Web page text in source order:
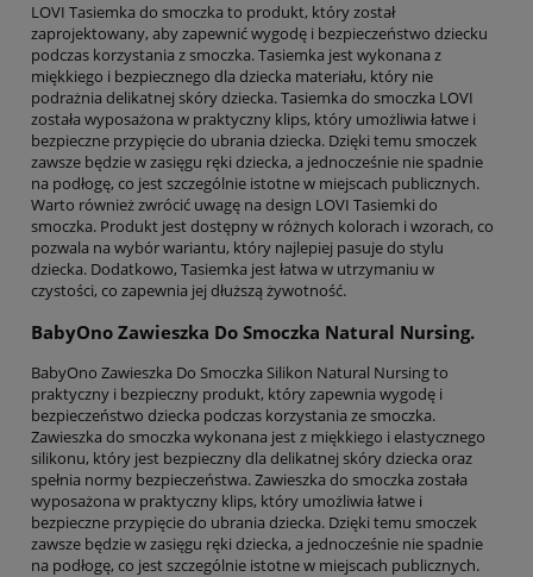
LOVI Tasiemka do smoczka to produkt, który został
zaprojektowany, aby zapewnić wygodę i bezpieczeństwo dziecku
podczas korzystania z smoczka. Tasiemka jest wykonana z
miękkiego i bezpiecznego dla dziecka materiału, który nie
podrażnia delikatnej skóry dziecka. Tasiemka do smoczka LOVI
została wyposażona w praktyczny klips, który umożliwia łatwe i
bezpieczne przypięcie do ubrania dziecka. Dzięki temu smoczek
zawsze będzie w zasięgu ręki dziecka, a jednocześnie nie spadnie
na podłogę, co jest szczególnie istotne w miejscach publicznych.
Warto również zwrócić uwagę na design LOVI Tasiemki do
smoczka. Produkt jest dostępny w różnych kolorach i wzorach, co
pozwala na wybór wariantu, który najlepiej pasuje do stylu
dziecka. Dodatkowo, Tasiemka jest łatwa w utrzymaniu w
czystości, co zapewnia jej dłuższą żywotność.
BabyOno Zawieszka Do Smoczka Natural Nursing.
BabyOno Zawieszka Do Smoczka Silikon Natural Nursing to
praktyczny i bezpieczny produkt, który zapewnia wygodę i
bezpieczeństwo dziecka podczas korzystania ze smoczka.
Zawieszka do smoczka wykonana jest z miękkiego i elastycznego
silikonu, który jest bezpieczny dla delikatnej skóry dziecka oraz
spełnia normy bezpieczeństwa. Zawieszka do smoczka została
wyposażona w praktyczny klips, który umożliwia łatwe i
bezpieczne przypięcie do ubrania dziecka. Dzięki temu smoczek
zawsze będzie w zasięgu ręki dziecka, a jednocześnie nie spadnie
na podłogę, co jest szczególnie istotne w miejscach publicznych.